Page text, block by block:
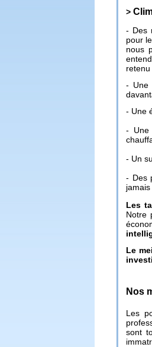
>
- Des
pour
nous
- Une
- Une
- Une
- Un
- Des
Les
Notre
Le
Nos
Les
sont